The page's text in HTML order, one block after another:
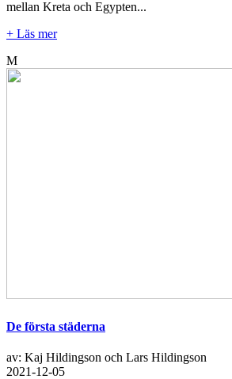
mellan Kreta och Egypten...
+ Läs mer
M
De första städerna
av: Kaj Hildingson och Lars Hildingson
2021-12-05